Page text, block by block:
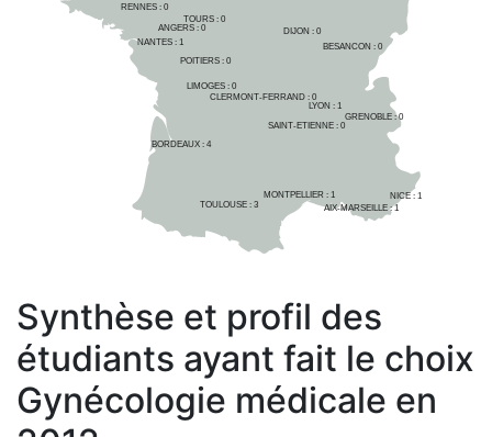
AIX-MARSEILLE : 1
ANGERS : 0
BESANCON : 0
BORDEAUX : 4
CLERMONT-FERRAND : 0
DIJON : 0
GRENOBLE : 0
LIMOGES : 0
LYON : 1
MONTPELLIER : 1
NANTES : 1
NICE : 1
POITIERS : 0
RENNES : 0
SAINT-ETIENNE : 0
TOULOUSE : 3
TOURS : 0
Synthèse et profil des
étudiants ayant fait le choix
Gynécologie médicale en